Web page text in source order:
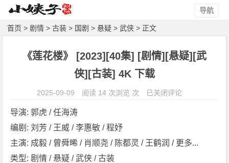
导航
首页 > 剧情 >古装 > 国剧 >悬疑 >武侠 > 正文
《莲花楼》 [2023][40集] [剧情][悬疑][武
侠][古装] 4K 下载
2025-09-09 阅读 14 次浏览 次
《莲
0
已关闭评论
导演: 郭虎 / 任海涛
编剧: 刘芳 / 王威 / 李惠敏 / 程妤
主演: 成毅 / 曾舜晞 / 肖顺尧 / 陈都灵 / 王鹤润 / 更多...
类型: 剧情 / 悬疑 / 武侠 / 古装